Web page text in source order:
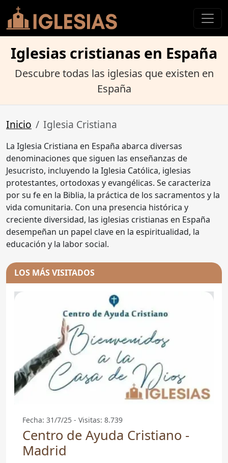
Iglesias cristianas en España
Descubre todas las iglesias que existen en
España
Inicio Iglesia Cristiana
La Iglesia Cristiana en España abarca diversas
denominaciones que siguen las enseñanzas de
Jesucristo, incluyendo la Iglesia Católica, iglesias
protestantes, ortodoxas y evangélicas. Se caracteriza
por su fe en la Biblia, la práctica de los sacramentos y la
vida comunitaria. Con una presencia histórica y
creciente diversidad, las iglesias cristianas en España
desempeñan un papel clave en la espiritualidad, la
educación y la labor social.
LOS MÁS VISITADOS
Fecha: 31/7/25 - Visitas: 8.739
Centro de Ayuda Cristiano -
Madrid